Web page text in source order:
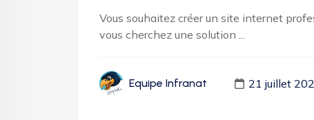
Vous souhaitez créer un site internet
vous cherchez une solution ...
Equipe Infranat 21 juillet